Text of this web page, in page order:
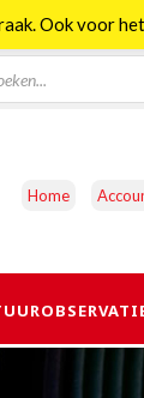
Home
Ook voor